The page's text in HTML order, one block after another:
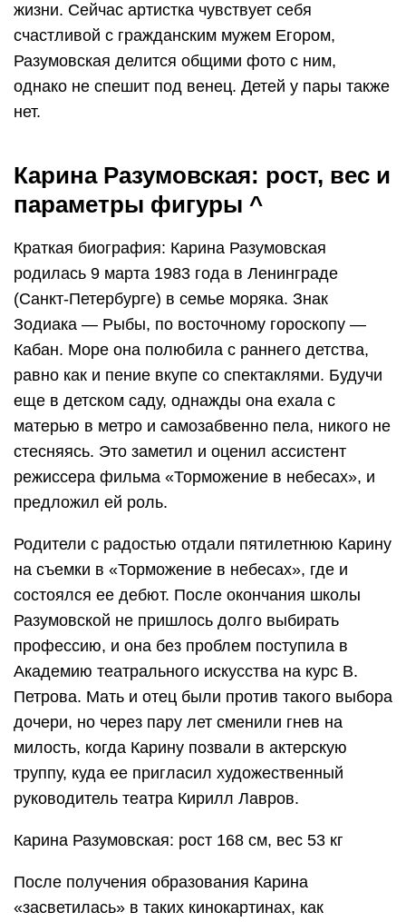
жизни. Сейчас артистка чувствует себя
счастливой с гражданским мужем Егором,
Разумовская делится общими фото с ним,
однако не спешит под венец. Детей у пары также
нет.
Карина Разумовская: рост, вес и
параметры фигуры ^
Краткая биография: Карина Разумовская
родилась 9 марта 1983 года в Ленинграде
(Санкт-Петербурге) в семье моряка. Знак
Зодиака — Рыбы, по восточному гороскопу —
Кабан. Море она полюбила с раннего детства,
равно как и пение вкупе со спектаклями. Будучи
еще в детском саду, однажды она ехала с
матерью в метро и самозабвенно пела, никого не
стесняясь. Это заметил и оценил ассистент
режиссера фильма «Торможение в небесах», и
предложил ей роль.
Родители с радостью отдали пятилетнюю Карину
на съемки в «Торможение в небесах», где и
состоялся ее дебют. После окончания школы
Разумовской не пришлось долго выбирать
профессию, и она без проблем поступила в
Академию театрального искусства на курс В.
Петрова. Мать и отец были против такого выбора
дочери, но через пару лет сменили гнев на
милость, когда Карину позвали в актерскую
труппу, куда ее пригласил художественный
руководитель театра Кирилл Лавров.
Карина Разумовская: рост 168 см, вес 53 кг
После получения образования Карина
«засветилась» в таких кинокартинах, как